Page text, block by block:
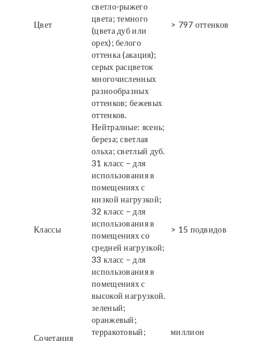
Цвет
светло-рыжего
цвета; темного
(цвета дуб или
орех); белого
оттенка (акация);
серых расцветок
многочисленных
разнообразных
оттенков; бежевых
оттенков.
Нейтралные: ясень;
береза; светлая
ольха; светлый дуб.
> 797 оттенков
Классы
31 класс – для
использования в
помещениях с
низкой нагрузкой;
32 класс – для
использования в
помещениях со
средней нагрузкой;
33 класс – для
использования в
помещениях с
высокой нагрузкой.
> 15 подвидов
Сочетания
зеленый;
оранжевый;
терракотовый;
миллион